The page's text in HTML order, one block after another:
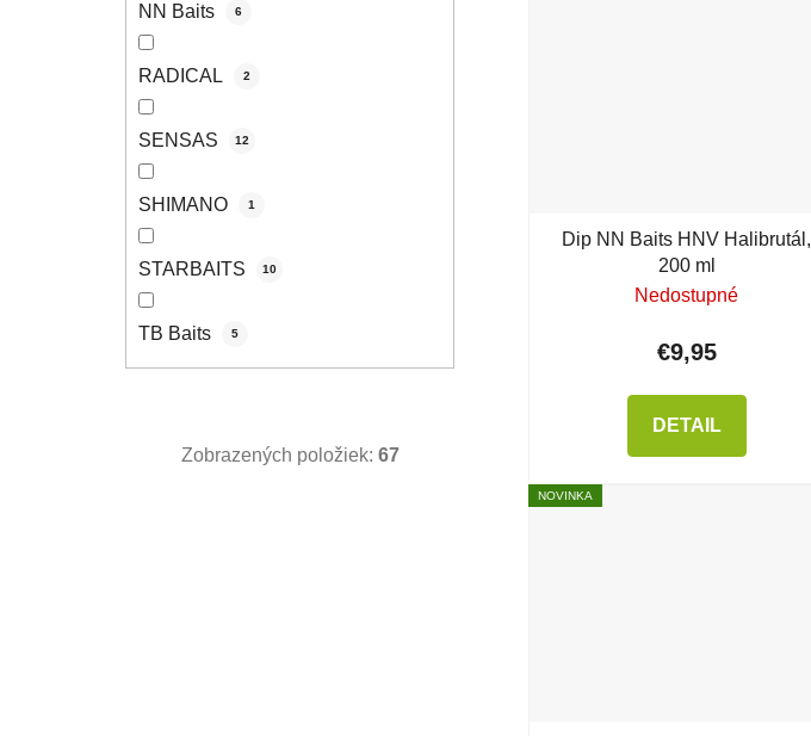
NN Baits 6
RADICAL 2
SENSAS 12
SHIMANO 1
STARBAITS 10
TB Baits 5
Zobrazených položiek: 67
Dip NN Baits HNV Halibrutál,
200 ml
Nedostupné
€9,95
DETAIL
NOVINKA